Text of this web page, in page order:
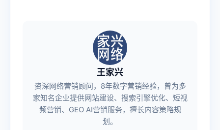
王家兴
资深网络营销顾问，8年数字营销经验，曾为多
家知名企业提供网站建设、搜索引擎优化、短视
频营销、GEO AI营销服务，擅长内容策略规
划。